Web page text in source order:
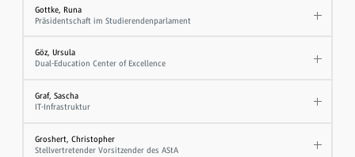
Gottke, Runa
Präsidentschaft im Studierendenparlament
Göz, Ursula
Dual-Education Center of Excellence
Graf, Sascha
IT-Infrastruktur
Groshert, Christopher
Stellvertretender Vorsitzender des AStA